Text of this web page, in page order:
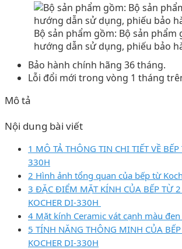
Bộ sản phẩm gồm: Bộ sản phẩm
hướng dẫn sử dụng, phiếu bảo
Bảo hành chính hãng 36 tháng.
Lỗi đổi mới trong vòng 1 tháng
Mô tả
Nội dung bài viết
1 MÔ TẢ THÔNG TIN CHI TIẾT VỀ
330H
2 Hình ảnh tổng quan của bếp từ
3 ĐẶC ĐIỂM MẶT KÍNH CỦA BẾP TỪ
KOCHER DI-330H
4 Mặt kính Ceramic vát cạnh màu
5 TÍNH NĂNG THÔNG MINH CỦA
KOCHER DI-330H